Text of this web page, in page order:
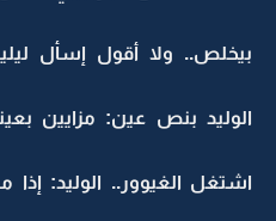
بيخلص.. ولا أقول إسأل
الوليد بنص عين: مزايين
اشتغل الغيوور.. الوليد: إذا